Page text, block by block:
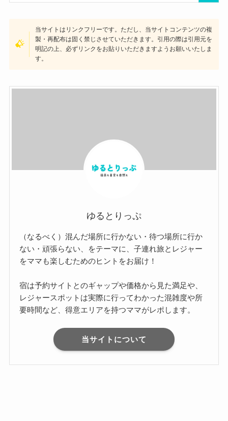
当サイトはリンクフリーです。ただし、当サイトコンテンツの複
製・再配布は固く禁じさせていただきます。引用の際は引用元を
明記の上、必ずリンクをお貼りいただきますようお願いいたしま
す。
ゆるとりっぷ
（なるべく）混んだ場所に行かない・待つ場所に行か
ない・頑張らない、をテーマに、子連れ旅とレジャー
をママも楽しむためのヒントをお届け！
宿は予約サイトとのギャップや価格から見た満足や、
レジャースポットは実際に行ってわかった混雑度や所
要時間など、得意エリアを持つママがレポします。
当サイトについて